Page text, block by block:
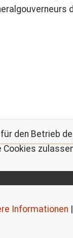
den Betrieb
Informationen